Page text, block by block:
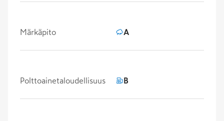
Märkäpito A
Polttoainetaloudellisuus B